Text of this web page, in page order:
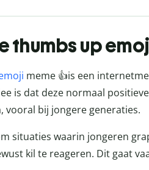
thumbs up
meme 👍is een
is dat deze normaal
vooral bij jongere generaties.
situaties waarin jongeren
kil te reageren. Dit gaat